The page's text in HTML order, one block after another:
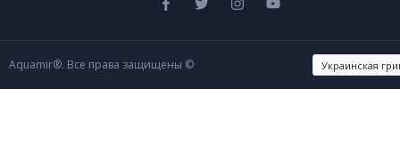
Aquamir®. Все права защищены ©